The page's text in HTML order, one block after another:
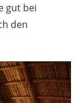
gut bei
den